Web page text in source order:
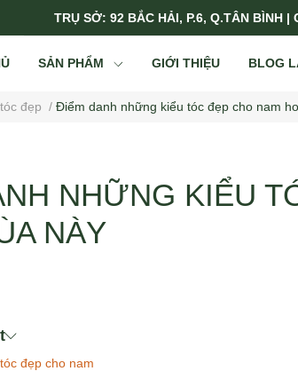
TRỤ SỞ: 92 BẮC HẢI, P.6, Q.TÂN BÌNH |
SẢN PHẨM GIỚI THIỆU BLOG
đẹp / Điểm danh những kiểu tóc đẹp cho nam
NHỮNG KIỂU
NÀY
đẹp cho nam